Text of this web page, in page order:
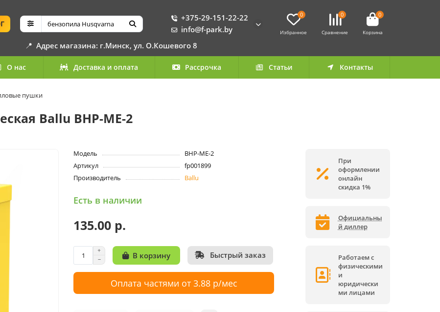
+375-29-151-22-22
info@f-park.by
0
Избранное
0
Сравнение
0
Корзина
📍 Адрес магазина: г.Минск, ул. О.Кошевого 8
О нас Доставка и оплата Рассрочка Статьи Контакты
пушки
Ballu BHP-ME-2
Модель
BHP-ME-2
Артикул
fp001899
Производитель
Ballu
Есть в наличии
135.00 р.
В корзину Быстрый заказ
Оплата частями от 3.88 р/мес
При
оформлении
онлайн
скидка 1%
Официальны
й диллер
Работаем с
физическими
и
юридически
ми лицами